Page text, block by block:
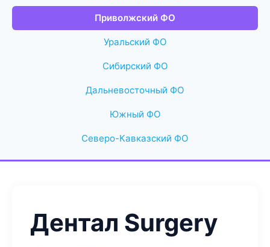
Приволжский ФО
Уральский ФО
Сибирский ФО
Дальневосточный ФО
Южный ФО
Северо-Кавказский ФО
Дентал Surgery